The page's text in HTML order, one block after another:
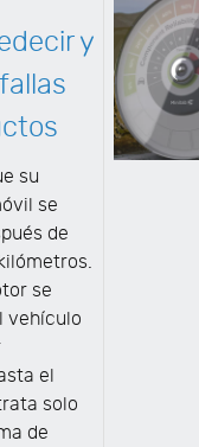
y
su
se
de
se
vehículo
el
solo
de